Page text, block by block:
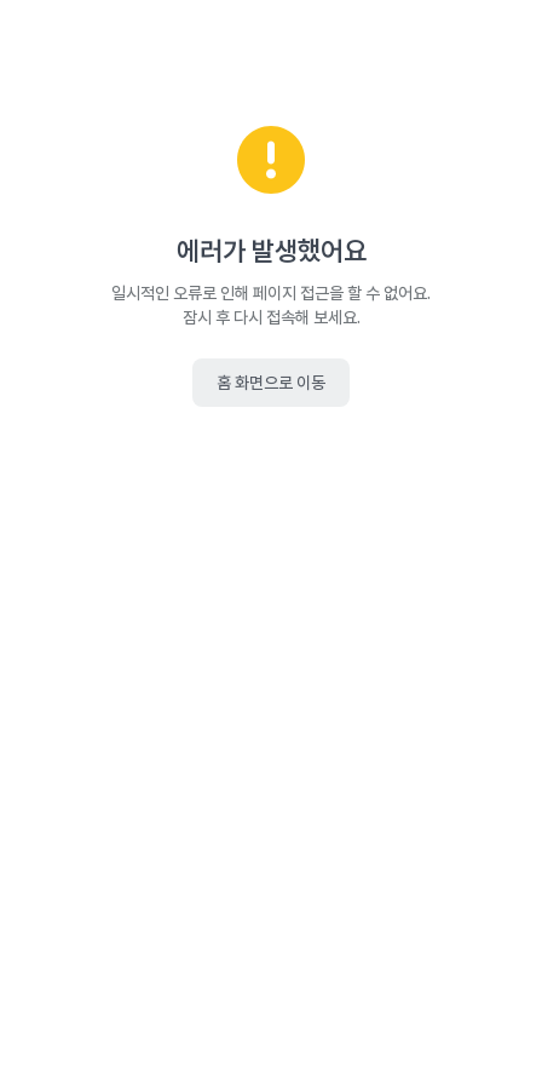
에러가 발생했어요
일시적인 오류로 인해 페이지 접근을 할 수 없어요.
잠시 후 다시 접속해 보세요.
홈 화면으로 이동